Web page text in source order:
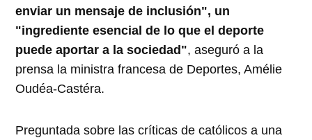
enviar un mensaje de inclusión", un
"ingrediente esencial de lo que el deporte
puede aportar a la sociedad", aseguró a la
prensa la ministra francesa de Deportes, Amélie
Oudéa-Castéra.
Preguntada sobre las críticas de católicos a una